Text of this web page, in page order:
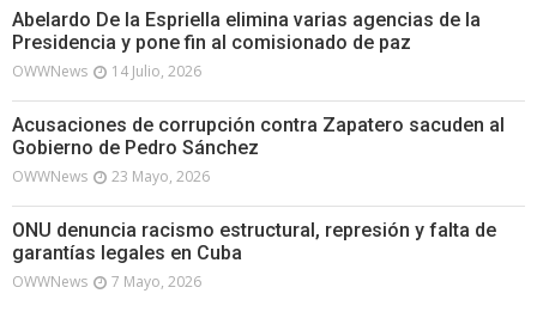
Abelardo De la Espriella elimina varias agencias de la
Presidencia y pone fin al comisionado de paz
OWWNews 14 Julio, 2026
Acusaciones de corrupción contra Zapatero sacuden al
Gobierno de Pedro Sánchez
OWWNews 23 Mayo, 2026
ONU denuncia racismo estructural, represión y falta de
garantías legales en Cuba
OWWNews 7 Mayo, 2026